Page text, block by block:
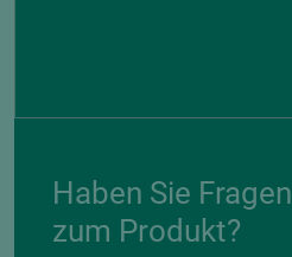
Haben Sie Fragen
zum Produkt?